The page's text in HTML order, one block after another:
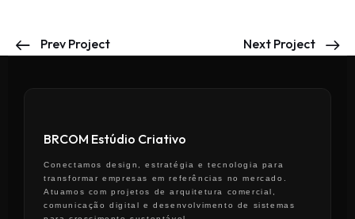
Prev Project Next Project
BRCOM Estúdio Criativo
Conectamos design, estratégia e tecnologia para
transformar empresas em referências no mercado.
Atuamos com projetos de arquitetura comercial,
comunicação digital e desenvolvimento de sistemas